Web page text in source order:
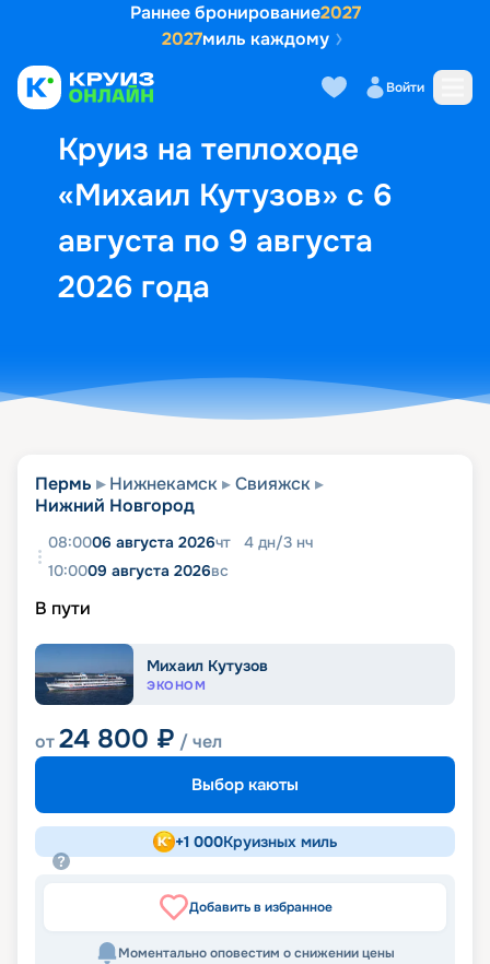
Раннее бронирование2027
2027миль каждому
Войти
Круиз на теплоходе
«Михаил Кутузов» с 6
августа по 9 августа
2026 года
Выбор кают Маршрут и
Пермь Нижнекамск
Свияжск
Нижний Новгород
08:0006 августа 2026чт 4 дн/3 нч
10:0009 августа 2026вс
В пути
Михаил Кутузов
ЭКОНОМ
от24 800 ₽ / чел
Выбор каюты
+1 000Круизных миль
Добавить в избранное
Моментально оповестим о снижении цены